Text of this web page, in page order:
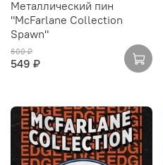
Металлический пин
"McFarlane Collection
Spawn"
600 ₽
549 ₽